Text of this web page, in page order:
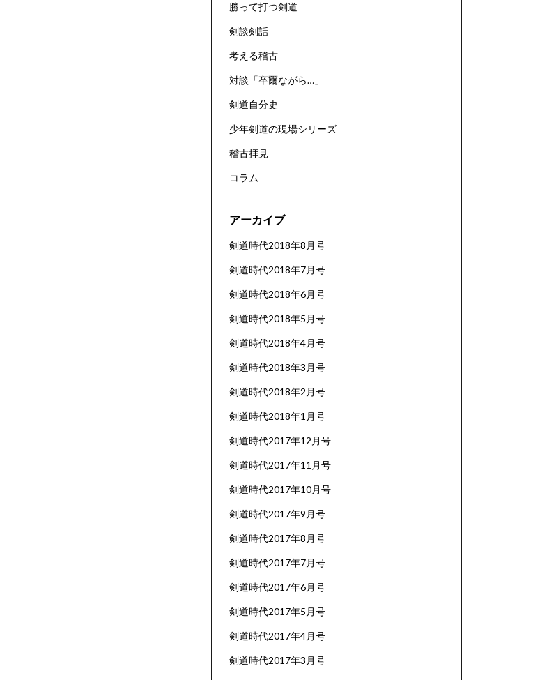
勝って打つ剣道
剣談剣話
考える稽古
対談「卒爾ながら…」
剣道自分史
少年剣道の現場シリーズ
稽古拝見
コラム
アーカイブ
剣道時代2018年8月号
剣道時代2018年7月号
剣道時代2018年6月号
剣道時代2018年5月号
剣道時代2018年4月号
剣道時代2018年3月号
剣道時代2018年2月号
剣道時代2018年1月号
剣道時代2017年12月号
剣道時代2017年11月号
剣道時代2017年10月号
剣道時代2017年9月号
剣道時代2017年8月号
剣道時代2017年7月号
剣道時代2017年6月号
剣道時代2017年5月号
剣道時代2017年4月号
剣道時代2017年3月号